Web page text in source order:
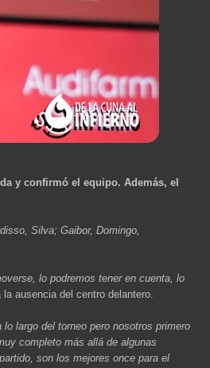
y confirmó el equipo. Además, el
Silva; Gaibor, Domingo,
lo podremos tener en cuenta, lo
ausencia del centro delantero.
largo del torneo pero nosotros primero
completo más allá de algunas
son los mejores once para el